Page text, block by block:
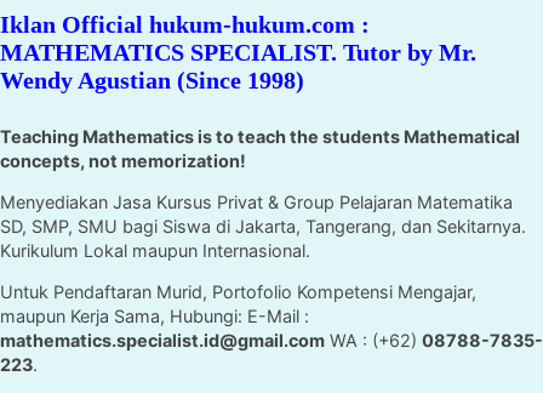
Iklan Official hukum-hukum.com :
MATHEMATICS SPECIALIST. Tutor by Mr.
Wendy Agustian (Since 1998)
Teaching Mathematics is to teach the students Mathematical
concepts, not memorization!
Menyediakan Jasa Kursus Privat & Group Pelajaran Matematika
SD, SMP, SMU bagi Siswa di Jakarta, Tangerang, dan Sekitarnya.
Kurikulum Lokal maupun Internasional.
Untuk Pendaftaran Murid, Portofolio Kompetensi Mengajar,
maupun Kerja Sama, Hubungi: E-Mail :
mathematics.specialist.id@gmail.com WA : (+62) 08788-7835-
223.